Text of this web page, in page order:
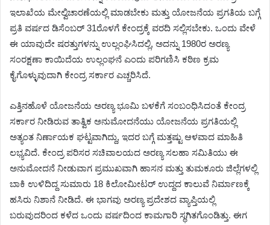
ಇಲಾಖೆಯ ಮೇಲ್ವಿಚಾರಣೆಯಲ್ಲಿ ಮಾಡಬೇಕು ಮತ್ತು ಯೋಜನೆಯ ಪ್ರಗತಿಯ ಬಗ್ಗೆ
ಪ್ರತಿ ವರ್ಷದ ಡಿಸೆಂಬರ್ 31ರೊಳಗೆ ಕೇಂದ್ರಕ್ಕೆ ವರದಿ ಸಲ್ಲಿಸಬೇಕು. ಒಂದು ವೇಳೆ
ಈ ಯಾವುದೇ ಷರತ್ತುಗಳನ್ನು ಉಲ್ಲಂಘಿಸಿದಲ್ಲಿ, ಅದನ್ನು 1980ರ ಅರಣ್ಯ
ಸಂರಕ್ಷಣಾ ಕಾಯಿದೆಯ ಉಲ್ಲಂಘನೆ ಎಂದು ಪರಿಗಣಿಸಿ ಕಠಿಣ ಕ್ರಮ
ಕೈಗೊಳ್ಳುವುದಾಗಿ ಕೇಂದ್ರ ಸರ್ಕಾರ ಎಚ್ಚರಿಸಿದೆ.
ಎತ್ತಿನಹೊಳೆ ಯೋಜನೆಯ ಅರಣ್ಯ ಭೂಮಿ ಬಳಕೆಗೆ ಸಂಬಂಧಿಸಿದಂತೆ ಕೇಂದ್ರ
ಸರ್ಕಾರ ನೀಡಿರುವ ತಾತ್ವಿಕ ಅನುಮೋದನೆಯು ಯೋಜನೆಯ ಪ್ರಗತಿಯಲ್ಲಿ
ಅತ್ಯಂತ ನಿರ್ಣಾಯಕ ಘಟ್ಟವಾಗಿದ್ದು, ಇದರ ಬಗ್ಗೆ ಮತ್ತಷ್ಟು ಆಳವಾದ ಮಾಹಿತಿ
ಲಭ್ಯವಿದೆ. ಕೇಂದ್ರ ಪರಿಸರ ಸಚಿವಾಲಯದ ಅರಣ್ಯ ಸಲಹಾ ಸಮಿತಿಯು ಈ
ಅನುಮೋದನೆ ನೀಡುವಾಗ ಪ್ರಮುಖವಾಗಿ ಹಾಸನ ಮತ್ತು ತುಮಕೂರು ಜಿಲ್ಲೆಗಳಲ್ಲಿ
ಬಾಕಿ ಉಳಿದಿದ್ದ ಸುಮಾರು 18 ಕಿಲೋಮೀಟರ್ ಉದ್ದದ ಕಾಲುವೆ ನಿರ್ಮಾಣಕ್ಕೆ
ಹಸಿರು ನಿಶಾನೆ ನೀಡಿದೆ. ಈ ಭಾಗವು ಅರಣ್ಯ ಪ್ರದೇಶದ ವ್ಯಾಪ್ತಿಯಲ್ಲಿ
ಬರುವುದರಿಂದ ಕಳೆದ ಒಂದು ವರ್ಷದಿಂದ ಕಾಮಗಾರಿ ಸ್ಥಗಿತಗೊಂಡಿತ್ತು. ಈಗ